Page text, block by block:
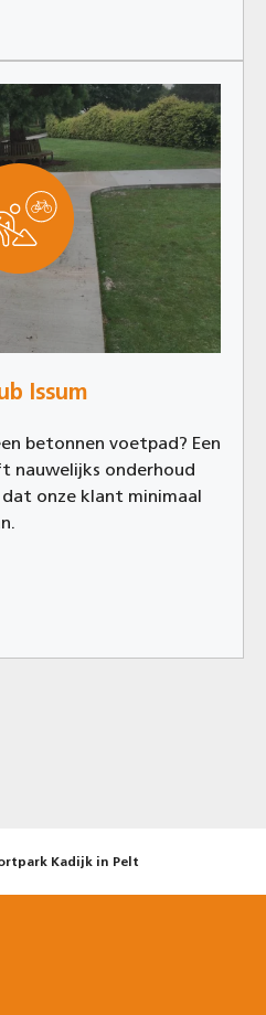
Issum
betonnen voetpad? Een
nauwelijks onderhoud
onze klant minimaal
Kadijk in Pelt